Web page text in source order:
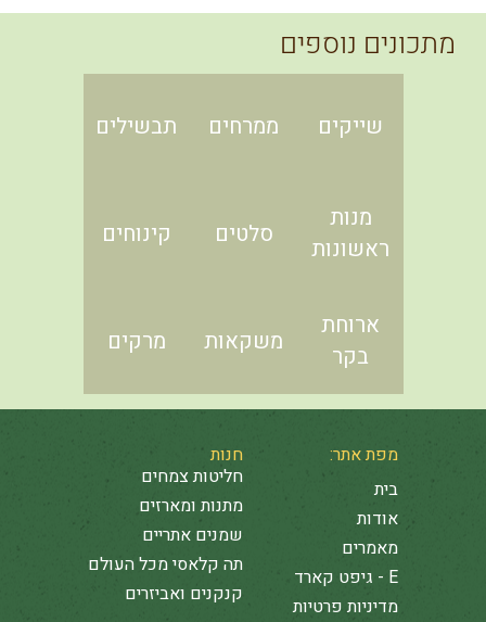
מתכונים נוספים
שייקים ממרחים תבשילים
מנות
ראשונות
סלטים קינוחים
ארוחת
בקר
משקאות מרקים
מפת אתר:
בית
אודות
מאמרים
E - גיפט קארד
מדיניות פרטיות
חנות
חליטות צמחים
מתנות ומארזים
שמנים אתריים
תה קלאסי מכל העולם
קנקנים ואביזרים